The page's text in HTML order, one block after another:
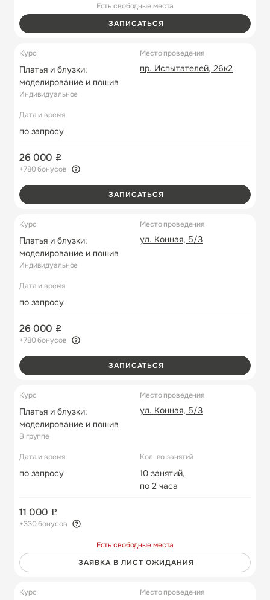
Есть свободные места
ЗАПИСАТЬСЯ
Курс
Платья и блузки:
моделирование и пошив
Индивидуальное
Место проведения
пр. Испытателей, 26к2
Дата и время
по запросу
26 000
+780 бонусов
ЗАПИСАТЬСЯ
Курс
Платья и блузки:
моделирование и пошив
Индивидуальное
Место проведения
ул. Конная, 5/3
Дата и время
по запросу
26 000
+780 бонусов
ЗАПИСАТЬСЯ
Курс
Платья и блузки:
моделирование и пошив
В группе
Место проведения
ул. Конная, 5/3
Дата и время
по запросу
Кол-во занятий
10 занятий,
по 2 часа
11 000
+330 бонусов
Есть свободные места
ЗАЯВКА В ЛИСТ ОЖИДАНИЯ
Курс Место проведения